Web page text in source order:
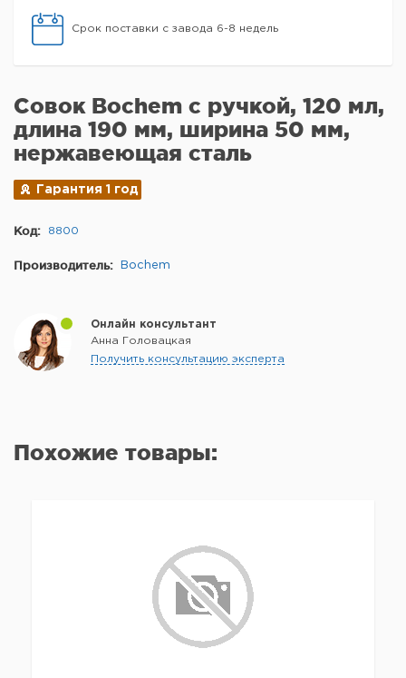
Срок поставки с завода 6-8 недель
Совок Bochem с ручкой, 120 мл,
длина 190 мм, ширина 50 мм,
нержавеющая сталь
Гарантия 1 год
Код: 8800
Производитель: Bochem
Онлайн консультант
Анна Головацкая
Получить консультацию эксперта
Похожие товары: